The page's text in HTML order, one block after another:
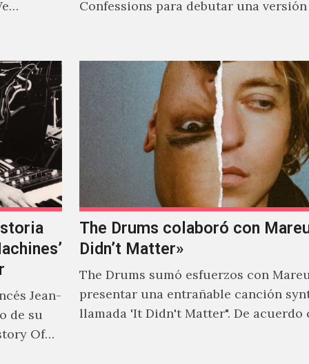
Confessions para debutar una
Jean-
de su
Of
The Drums colaboró con
Didn’t Matter»
The Drums sumó esfuerzos con
presentar una entrañable canción
llamada 'It Didn't Matter". De acuerdo